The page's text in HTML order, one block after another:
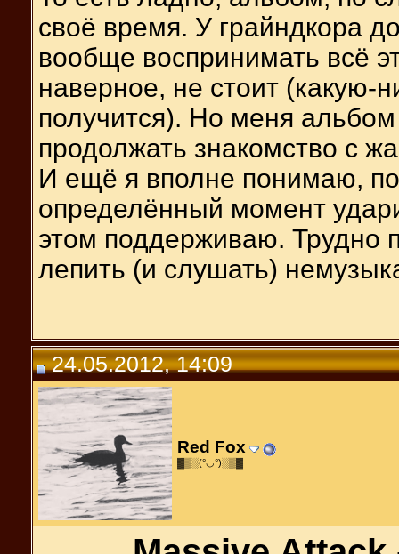
своё время. У грайндкора
вообще воспринимать всё
наверное, не стоит (какую-
получится). Но меня
продолжать знакомство с
И ещё я вполне понимаю,
определённый момент
этом поддерживаю. Трудно
лепить (и слушать)
24.05.2012, 14:09
Red Fox
▓▒░(°◡°)░▒▓